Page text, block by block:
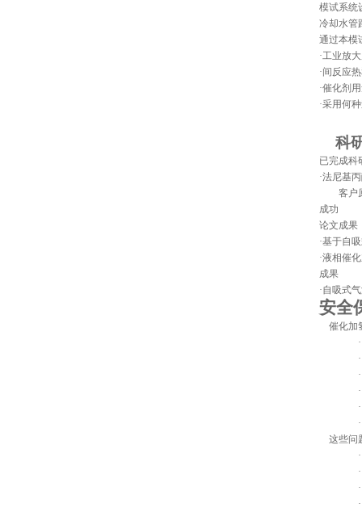
模试系统
冷却水管
通过本模
·工业放
·间反应
·催化剂
·采用何
科
已完成科
·法尼基
客户
成功
论文成果
·基于自
·液相催
成果
·自吸式
安全
催化加
·
·
·
·
·
·
这些问
·
·
·
·